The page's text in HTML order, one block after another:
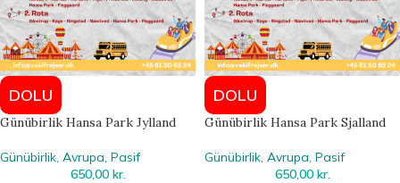
DOLU
Günübirlik Hansa Park Jylland
Günübirlik, Avrupa, Pasif
650,00 kr.
DOLU
Günübirlik Hansa Park Sjalland
Günübirlik, Avrupa, Pasif
650,00 kr.